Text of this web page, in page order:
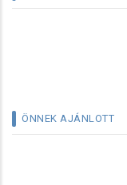
ÖNNEK AJÁNLOTT